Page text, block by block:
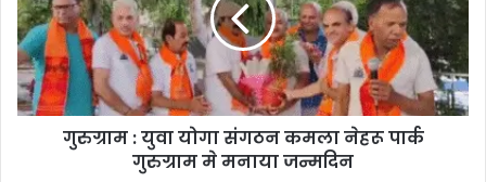
गुरुग्राम : युवा योगा संगठन कमला नेहरू पार्क
गुरुग्राम मे मनाया जन्मदिन